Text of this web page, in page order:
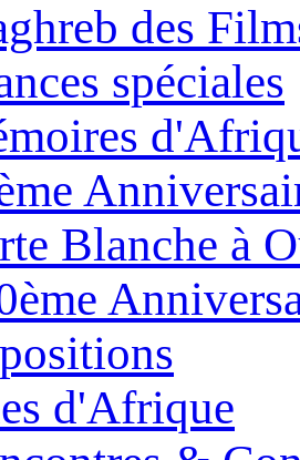
des
spéciales
Blanche à
d'Afrique